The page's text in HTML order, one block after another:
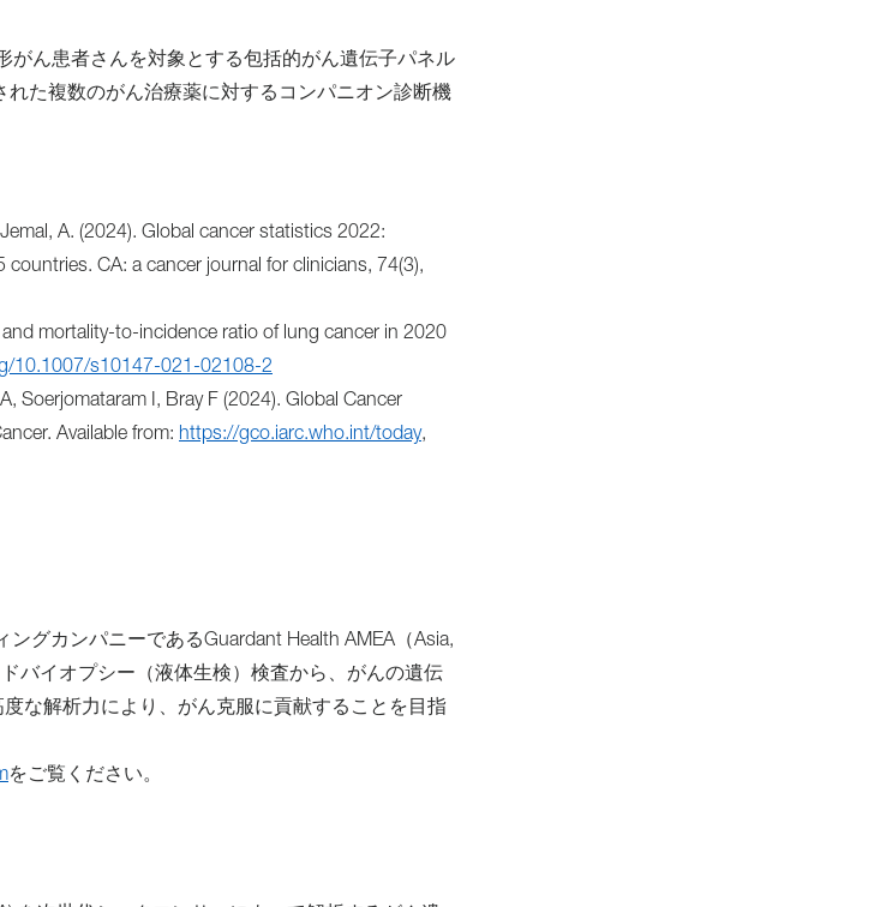
ん患者さんを対象とする包括的がん遺伝子パネル
た複数のがん治療薬に対するコンパニオン診断機
A. (2024). Global cancer statistics 2022:
CA: a cancer journal for clinicians, 74(3),
mortality-to-incidence ratio of lung cancer in 2020
10.1007/s10147-021-02108-2
Soerjomataram I, Bray F (2024). Global Cancer
Available from: https://gco.iarc.who.int/today,
グカンパニーであるGuardant Health AMEA（Asia,
バイオプシー（液体生検）検査から、がんの遺伝
な解析力により、がん克服に貢献することを目指
をご覧ください。